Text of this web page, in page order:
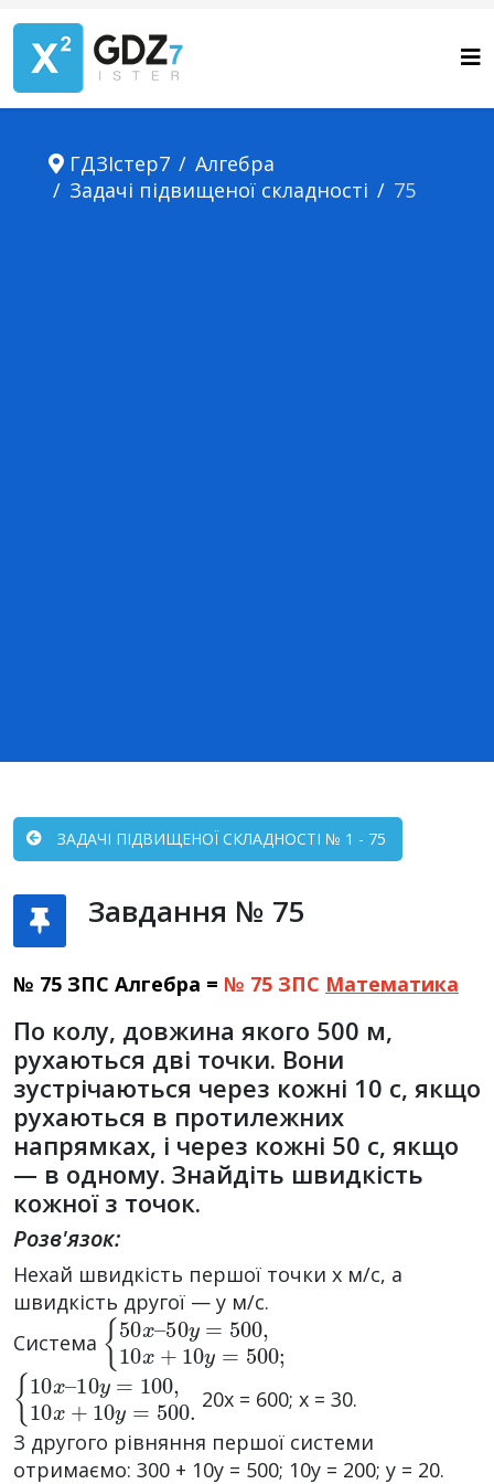
ГДЗІстер7
Алгебра
Задачі підвищеної складності
75
ЗАДАЧІ ПІДВИЩЕНОЇ СКЛАДНОСТІ № 1 - 75
Завдання № 75
№ 75 ЗПС Алгебра = № 75 ЗПС Математика
По колу, довжина якого 500 м,
рухаються дві точки. Вони
зустрічаються через кожні 10 с, якщо
рухаються в протилежних
напрямках, і через кожні 50 с, якщо
— в одному. Знайдіть швидкість
кожної з точок.
Розв'язок:
Нехай швидкість першої точки х м/с, а
швидкість другої — у м/с.
Система {50x–
50y=500,10 x+10
{10x–
10y=100,10 x+10
20x = 600; x = 30.
З другого рівняння першої системи
отримаємо: 300 + 10y = 500; 10y = 200; у = 20.